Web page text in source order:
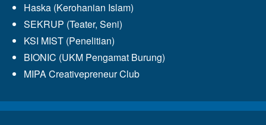
Haska (Kerohanian Islam)
SEKRUP (Teater, Seni)
KSI MIST (Penelitian)
BIONIC (UKM Pengamat Burung)
MIPA Creativepreneur Club